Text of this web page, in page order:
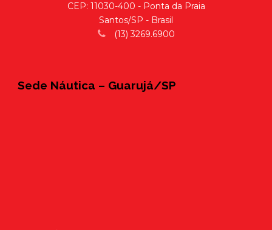
CEP: 11030-400 - Ponta da Praia
Santos/SP - Brasil
(13) 3269.6900
Sede Náutica – Guarujá/SP